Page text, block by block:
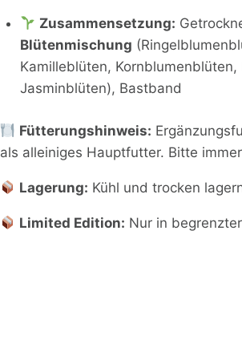
Zusammensetzung:
Blütenmischung
Kamilleblüten,
Jasminblüten), Bastband
Fütterungshinweis:
als alleiniges Hauptfutter. Bitte
Lagerung: Kühl und trocken
Limited Edition: Nur in